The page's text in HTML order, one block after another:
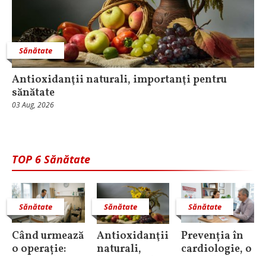
Sănătate
Antioxidanţii naturali, importanţi pentru
sănătate
03 Aug, 2026
TOP 6 Sănătate
Sănătate
Când urmează
o operație:
Sănătate
Antioxidanţii
naturali,
Sănătate
Prevenția în
cardiologie, o